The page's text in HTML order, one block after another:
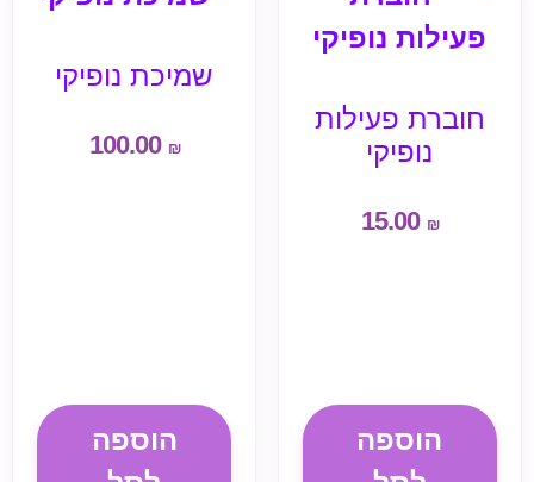
חוברת פעילות
נופיקי
15.00 ₪
הוספה
שמיכת נופיקי
100.00 ₪
הוספה